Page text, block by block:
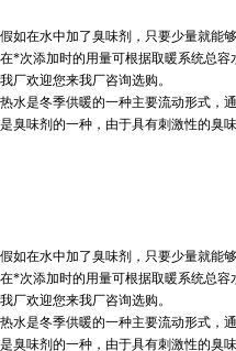
假如在水中加了臭味剂，只要少量就能
在*次添加时的用量可根据取暖系统总
我厂欢迎您来我厂咨询选购。
热水是冬季供暖的一种主要流动形式，
是臭味剂的一种，由于具有刺激性的臭
假如在水中加了臭味剂，只要少量就能
在*次添加时的用量可根据取暖系统总
我厂欢迎您来我厂咨询选购。
热水是冬季供暖的一种主要流动形式，
是臭味剂的一种，由于具有刺激性的臭